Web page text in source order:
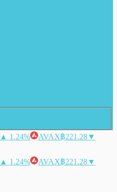
▲ 1.24% AVAX฿221.28▼
▲ 1.24% AVAX฿221.28▼